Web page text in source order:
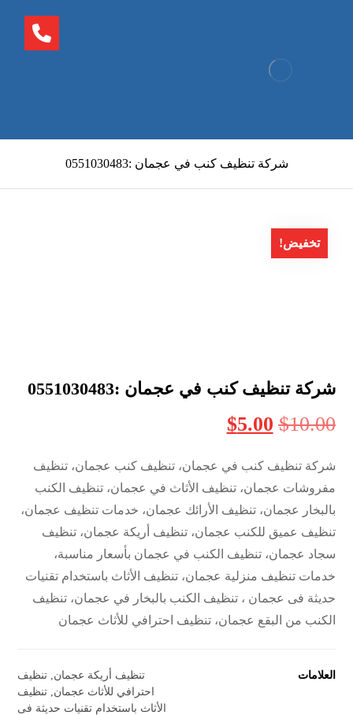
شركة تنظيف كنب في عجمان :0551030483
تخفيض!
شركة تنظيف كنب في عجمان :0551030483
$10.00
$5.00
شركة تنظيف كنب في عجمان، تنظيف كنب عجمان، تنظيف
مفروشات عجمان، تنظيف الأثاث في عجمان، تنظيف الكنب
بالبخار عجمان، تنظيف الأرائك عجمان، خدمات تنظيف عجمان،
تنظيف عميق للكنب عجمان، تنظيف أريكة عجمان، تنظيف
سجاد عجمان، تنظيف الكنب في عجمان بأسعار مناسبة،
خدمات تنظيف منزلية عجمان، تنظيف الأثاث باستخدام تقنيات
حديثة فى عجمان ، تنظيف الكنب بالبخار في عجمان، تنظيف
الكنب من البقع عجمان، تنظيف احترافي للأثاث عجمان
العلامات تنظيف أريكة عجمان تنظيف
احترافي للأثاث عجمان تنظيف
الأثاث باستخدام تقنيات حديثة فى